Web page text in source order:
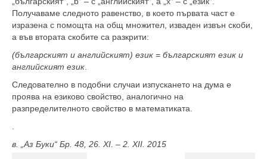
Получаваме следното равенство, в което първата част е
изразена с помощта на общ множител, изваден извън скоби,
а във втората скобите са разкрити:
(българският и английският) език = българският език и
английският език
Следователно в подобни случаи изпускането на дума е
проява на езиково свойство, аналогично на
разпределителното свойство в математиката.
в. „Аз Буки“ Бр. 48, 26. XI. – 2. XII. 2015